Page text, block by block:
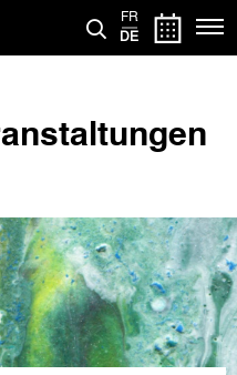
FR
DE